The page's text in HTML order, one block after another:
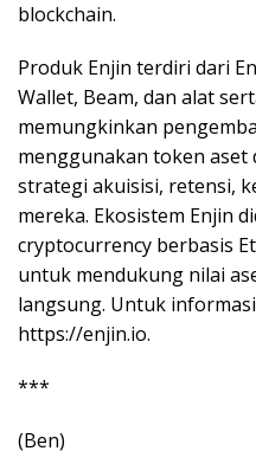
blockchain.
Produk Enjin terdiri dari
Wallet, Beam, dan alat
memungkinkan
menggunakan token aset
strategi akuisisi, retensi,
mereka. Ekosistem Enjin
cryptocurrency berbasis
untuk mendukung nilai
langsung. Untuk
https://enjin.io.
***
(Ben)